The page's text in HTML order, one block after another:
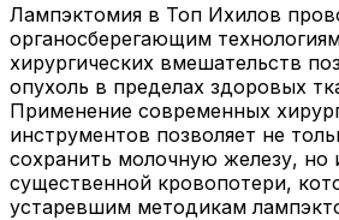
Лампэктомия в Топ Ихилов
органосберегающим
хирургических вмешательств
опухоль в пределах здоровых
Применение современных
инструментов позволяет не
сохранить молочную железу, но
существенной кровопотери,
устаревшим методикам